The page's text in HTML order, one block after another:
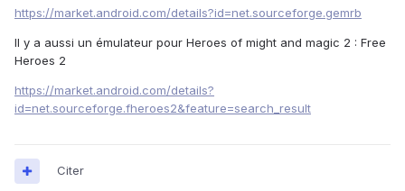
https://market.android.com/details?id=net.sourceforge.gemrb
Il y a aussi un émulateur pour Heroes of might and magic 2 : Free
Heroes 2
https://market.android.com/details?
id=net.sourceforge.fheroes2&feature=search_result
Citer